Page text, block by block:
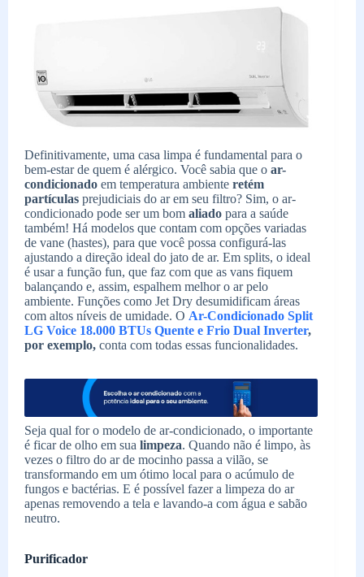
Definitivamente, uma casa limpa é fundamental para o
bem-estar de quem é alérgico. Você sabia que o ar-
condicionado em temperatura ambiente retém
partículas prejudiciais do ar em seu filtro? Sim, o ar-
condicionado pode ser um bom aliado para a saúde
também! Há modelos que contam com opções variadas
de vane (hastes), para que você possa configurá-las
ajustando a direção ideal do jato de ar. Em splits, o ideal
é usar a função fun, que faz com que as vans fiquem
balançando e, assim, espalhem melhor o ar pelo
ambiente. Funções como Jet Dry desumidificam áreas
com altos níveis de umidade. O Ar-Condicionado Split
LG Voice 18.000 BTUs Quente e Frio Dual Inverter,
por exemplo, conta com todas essas funcionalidades.
Seja qual for o modelo de ar-condicionado, o importante
é ficar de olho em sua limpeza. Quando não é limpo, às
vezes o filtro do ar de mocinho passa a vilão, se
transformando em um ótimo local para o acúmulo de
fungos e bactérias. E é possível fazer a limpeza do ar
apenas removendo a tela e lavando-a com água e sabão
neutro.
Purificador